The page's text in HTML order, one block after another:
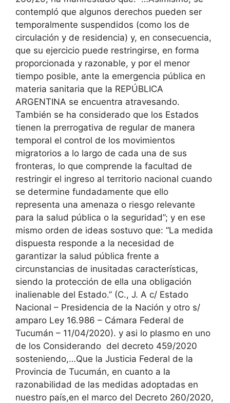
contempló que algunos derechos pueden ser
temporalmente suspendidos (como los de
circulación y de residencia) y, en consecuencia,
que su ejercicio puede restringirse, en forma
proporcionada y razonable, y por el menor
tiempo posible, ante la emergencia pública en
materia sanitaria que la REPÚBLICA
ARGENTINA se encuentra atravesando.
También se ha considerado que los Estados
tienen la prerrogativa de regular de manera
temporal el control de los movimientos
migratorios a lo largo de cada una de sus
fronteras, lo que comprende la facultad de
restringir el ingreso al territorio nacional cuando
se determine fundadamente que ello
representa una amenaza o riesgo relevante
para la salud pública o la seguridad”; y en ese
mismo orden de ideas sostuvo que: “La medida
dispuesta responde a la necesidad de
garantizar la salud pública frente a
circunstancias de inusitadas características,
siendo la protección de ella una obligación
inalienable del Estado.” (C., J. A c/ Estado
Nacional – Presidencia de la Nación y otro s/
amparo Ley 16.986 – Cámara Federal de
Tucumán – 11/04/2020). y asi lo plasmo en uno
de los Considerando del decreto 459/2020
sosteniendo,…Que la Justicia Federal de la
Provincia de Tucumán, en cuanto a la
razonabilidad de las medidas adoptadas en
nuestro país,en el marco del Decreto 260/2020,